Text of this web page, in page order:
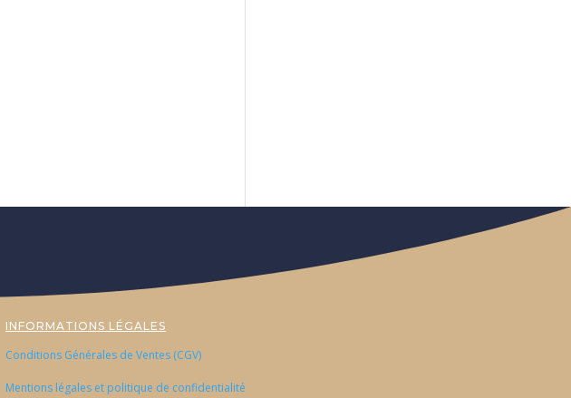
INFORMATIONS LÉGALES
Conditions Générales de Ventes (CGV)
Mentions légales et politique de confidentialité